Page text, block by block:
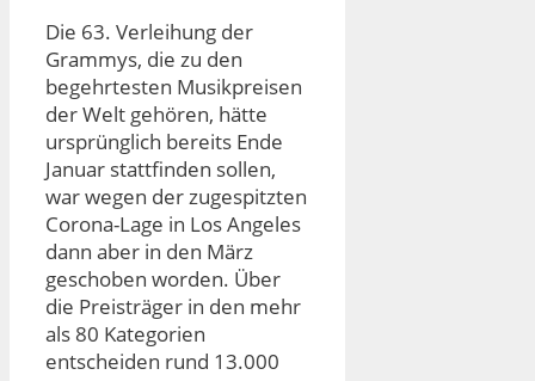
Die 63. Verleihung der
Grammys, die zu den
begehrtesten Musikpreisen
der Welt gehören, hätte
ursprünglich bereits Ende
Januar stattfinden sollen,
war wegen der zugespitzten
Corona-Lage in Los Angeles
dann aber in den März
geschoben worden. Über
die Preisträger in den mehr
als 80 Kategorien
entscheiden rund 13.000